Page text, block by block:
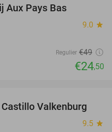
Aux Pays Bas
9.0 star
Regulier €49
€24,50
24%
Valkenburg
9.5 star